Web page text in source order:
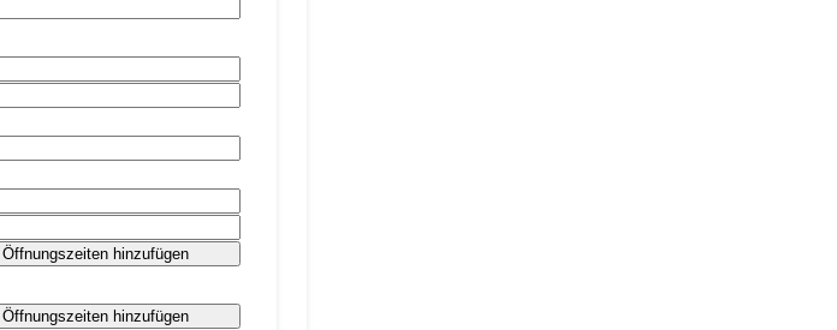
Öffnungszeiten hinzufügen
Öffnungszeiten hinzufügen